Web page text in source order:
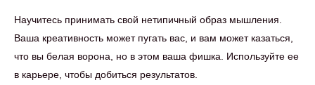
Научитесь принимать свой нетипичный образ мышления.
Ваша креативность может пугать вас, и вам может казаться,
что вы белая ворона, но в этом ваша фишка. Используйте ее
в карьере, чтобы добиться результатов.